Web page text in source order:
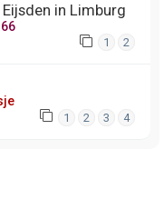
in Limburg
1 2
1 2 3 4